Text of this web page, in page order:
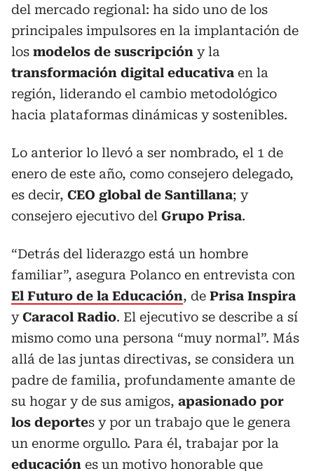
del mercado regional: ha sido uno de los
principales impulsores en la implantación de
los modelos de suscripción y la
transformación digital educativa en la
región, liderando el cambio metodológico
hacia plataformas dinámicas y sostenibles.
Lo anterior lo llevó a ser nombrado, el 1 de
enero de este año, como consejero delegado,
es decir, CEO global de Santillana; y
consejero ejecutivo del Grupo Prisa.
“Detrás del liderazgo está un hombre
familiar”, asegura Polanco en entrevista con
El Futuro de la Educación, de Prisa Inspira
yCaracol Radio. El ejecutivo se describe a sí
mismo como una persona “muy normal”. Más
allá de las juntas directivas, se considera un
padre de familia, profundamente amante de
su hogar y de sus amigos, apasionado por
los deportes y por un trabajo que le genera
un enorme orgullo. Para él, trabajar por la
educación es un motivo honorable que